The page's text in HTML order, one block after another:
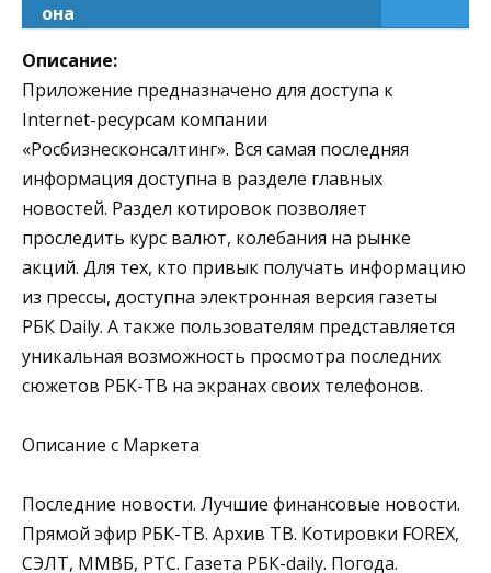
она
Описание:
Приложение предназначено для доступа к
Internet-ресурсам компании
«Росбизнесконсалтинг». Вся самая последняя
информация доступна в разделе главных
новостей. Раздел котировок позволяет
проследить курс валют, колебания на рынке
акций. Для тех, кто привык получать информацию
из прессы, доступна электронная версия газеты
РБК Daily. А также пользователям представляется
уникальная возможность просмотра последних
сюжетов РБК-ТВ на экранах своих телефонов.
Описание с Маркета
Последние новости. Лучшие финансовые новости.
Прямой эфир РБК-ТВ. Архив ТВ. Котировки FOREX,
СЭЛТ, ММВБ, РТС. Газета РБК-daily. Погода.